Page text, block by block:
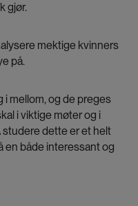
gjør.
mektige kvinners
på.
i mellom, og de preges
i viktige møter og i
studere dette er et helt
en både interessant og